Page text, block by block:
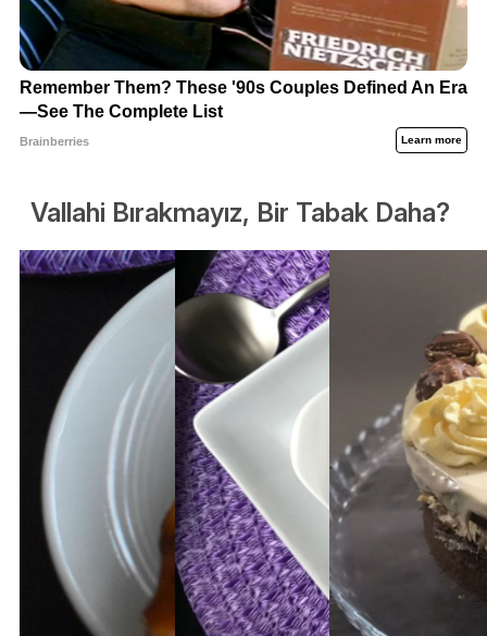
Vallahi Bırakmayız, Bir Tabak Daha?